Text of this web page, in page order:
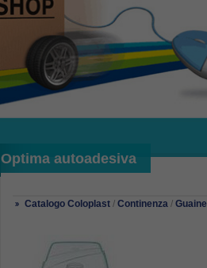
Optima autoadesiva
Catalogo Coloplast / Continenza / Guaine